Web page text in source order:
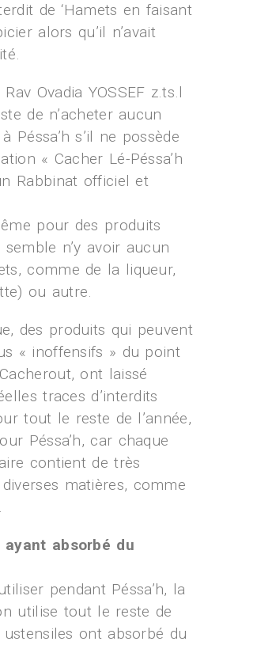
de ‘Hamets en faisant
alors qu’il n’avait
Ovadia YOSSEF z.ts.l
de n’acheter aucun
Péssa’h s’il ne possède
« Cacher Lé-Péssa’h
Rabbinat officiel et
pour des produits
n’y avoir aucun
comme de la liqueur,
ou autre.
des produits qui peuvent
« inoffensifs » du point
ont laissé
traces d’interdits
tout le reste de l’année,
Péssa’h, car chaque
contient de très
matières, comme
absorbé du
pendant Péssa’h, la
utilise tout le reste de
ustensiles ont absorbé du